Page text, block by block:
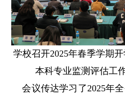
学校召开2025年春季学期
本科专业监测评估工
会议传达学习了2025年